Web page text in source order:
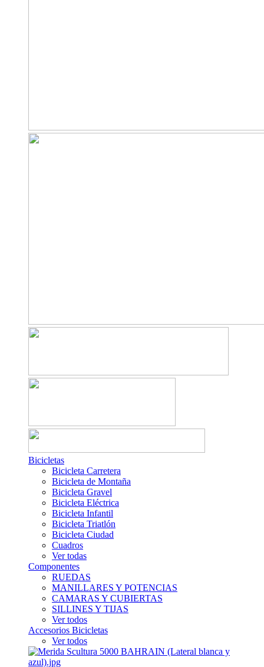
Bicicletas
Bicicleta Carretera
Bicicleta de Montaña
Bicicleta Gravel
Bicicleta Eléctrica
Bicicleta Infantil
Bicicleta Triatlón
Bicicleta Ciudad
Cuadros
Ver todas
Componentes
RUEDAS
MANILLARES Y POTENCIAS
CAMARAS Y CUBIERTAS
SILLINES Y TIJAS
Ver todos
Accesorios Bicicletas
Ver todos